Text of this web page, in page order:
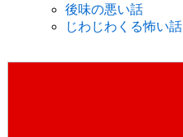
後味の悪い話
じわじわくる怖い話